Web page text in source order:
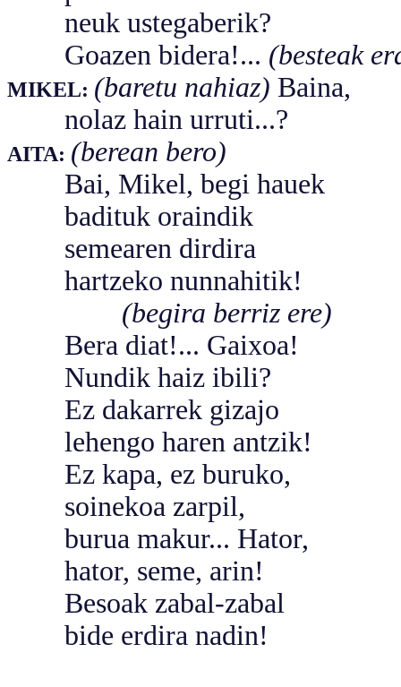
neuk ustegaberik?
Goazen bidera!... (besteak
MIKEL: (baretu nahiaz) Baina,
nolaz hain urruti...?
AITA: (berean bero)
Bai, Mikel, begi hauek
badituk oraindik
semearen dirdira
hartzeko nunnahitik!
(begira berriz ere)
Bera diat!... Gaixoa!
Nundik haiz ibili?
Ez dakarrek gizajo
lehengo haren antzik!
Ez kapa, ez buruko,
soinekoa zarpil,
burua makur... Hator,
hator, seme, arin!
Besoak zabal-zabal
bide erdira nadin!